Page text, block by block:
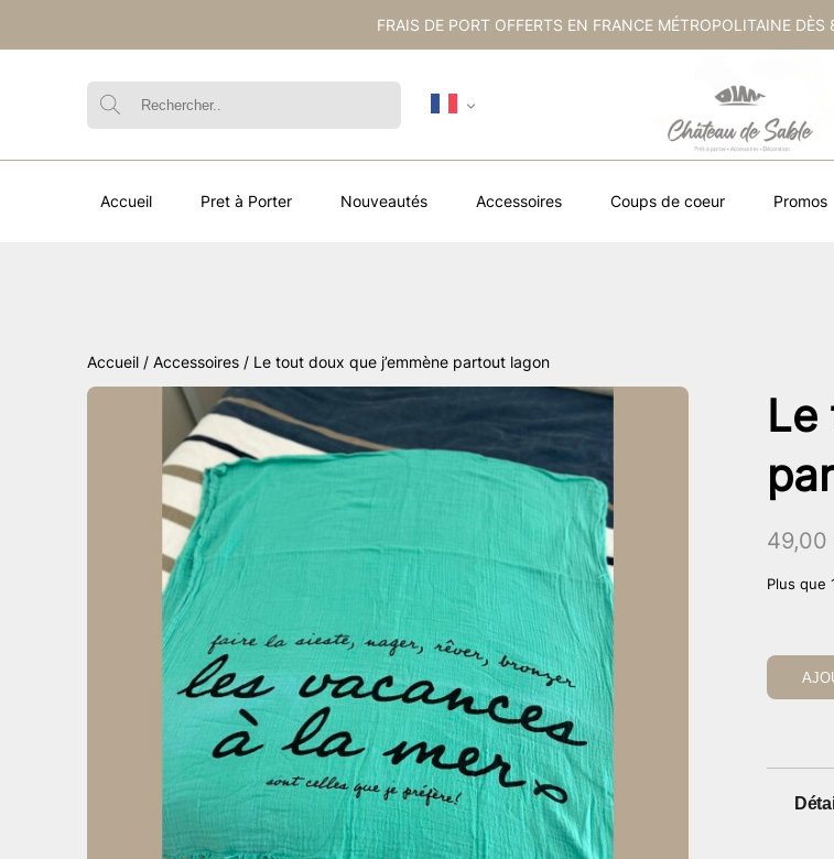
FRAIS DE PORT OFFERTS EN FRANCE MÉTROPOLITAINE
Accueil Pret à Porter Nouveautés Accessoires Coups de coeur Promos
Accueil / Accessoires / Le tout doux que j’emmène partout lagon
Le
49,00
Plus que